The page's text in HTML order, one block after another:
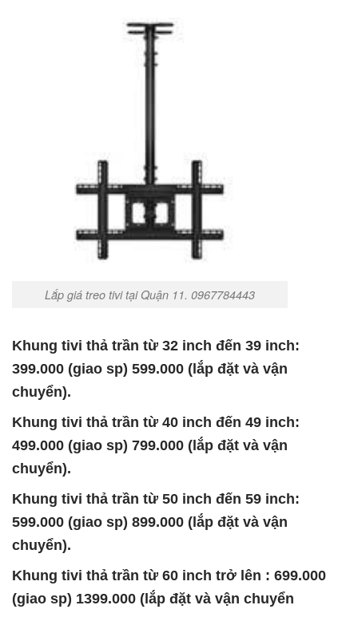
Lắp giá treo tivi tại Quận 11. 0967784443
Khung tivi thả trần từ 32 inch đến 39 inch:
399.000 (giao sp) 599.000 (lắp đặt và vận
chuyển).
Khung tivi thả trần từ 40 inch đến 49 inch:
499.000 (giao sp) 799.000 (lắp đặt và vận
chuyển).
Khung tivi thả trần từ 50 inch đến 59 inch:
599.000 (giao sp) 899.000 (lắp đặt và vận
chuyển).
Khung tivi thả trần từ 60 inch trở lên : 699.000
(giao sp) 1399.000 (lắp đặt và vận chuyển